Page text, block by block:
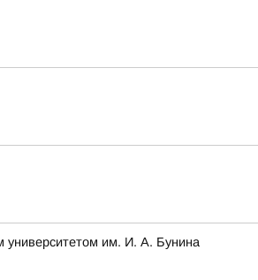
университетом им. И. А. Бунина